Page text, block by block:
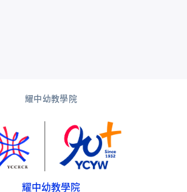
耀中幼教學院
耀中幼教學院